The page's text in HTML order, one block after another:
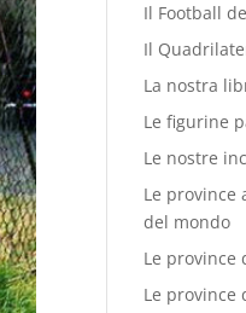
Il Football
Il
La nostra
Le figurine
Le nostre
Le province
del mondo
Le province
Le province